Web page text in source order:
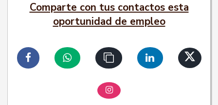
Comparte con tus contactos esta
oportunidad de empleo